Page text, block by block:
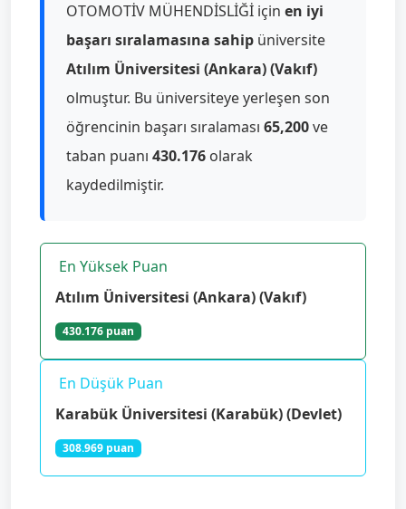
OTOMOTİV MÜHENDİSLİĞİ için en iyi
başarı sıralamasına sahip üniversite
Atılım Üniversitesi (Ankara) (Vakıf)
olmuştur. Bu üniversiteye yerleşen son
öğrencinin başarı sıralaması 65,200ve
taban puanı 430.176 olarak
kaydedilmiştir.
En Yüksek Puan
Atılım Üniversitesi (Ankara) (Vakıf)
430.176 puan
En Düşük Puan
Karabük Üniversitesi (Karabük) (Devlet)
308.969 puan